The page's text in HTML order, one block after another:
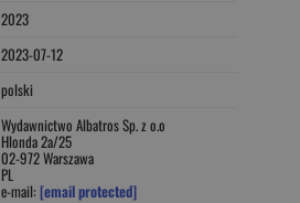
2023
2023-07-12
polski
Wydawnictwo Albatros Sp. z o.o
Hlonda 2a/25
02-972 Warszawa
PL
e-mail: [email protected]